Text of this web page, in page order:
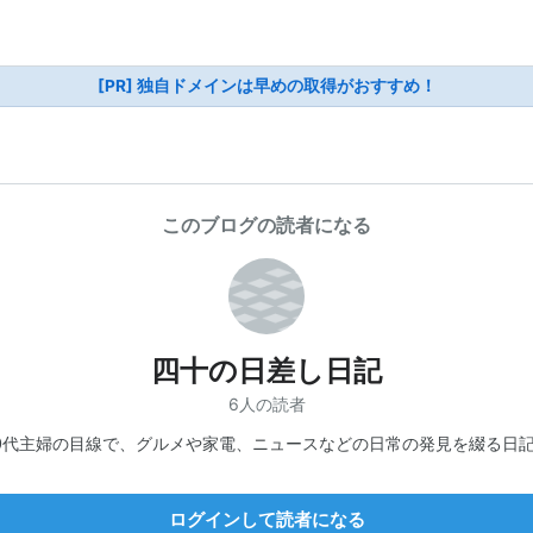
[PR] 独自ドメインは早めの取得がおすすめ！
このブログの読者になる
四十の日差し日記
6人の読者
主婦の目線で、グルメや家電、ニュースなどの日常の発見を綴る日
ログインして読者になる